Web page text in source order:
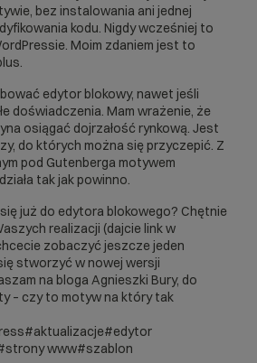
bez instalowania ani jednej
kodu. Nigdy wcześniej to
Moim zdaniem jest to
edytor blokowy, nawet jeśli
doświadczenia. Mam wrażenie, że
osiągać dojrzałość rynkową. Jest
do których można się przyczepić. Z
pod Gutenberga motywem
tak jak powinno.
już do edytora blokowego? Chętnie
realizacji (dajcie link w
zobaczyć jeszcze jeden
stworzyć w nowej wersji
na bloga Agnieszki Bury, do
– czy to motyw na który tak
#aktualizacje#edytor
www#szablon